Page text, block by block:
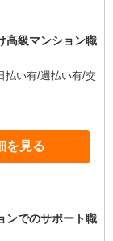
高級マンション職
い有/週払い有/交
を見る
ンでのサポート職